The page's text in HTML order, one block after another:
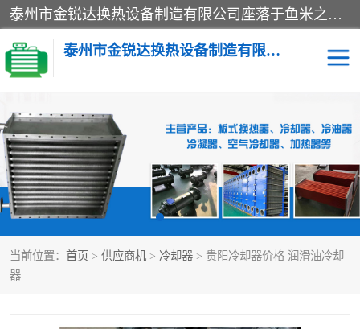
泰州市金锐达换热设备制造有限公司座落于鱼米之乡、祥泰之州一江苏泰州。是一家多年从事换热设备研究、设计、制造、销售、服务于一体的生产企业。
泰州市金锐达换热设备制造有限公司
当前位置： 首页 > 供应商机 > 冷却器 > 贵阳冷却器价格 润滑油冷却
器
冷却器 换热器
散热器 预热器
热交换器